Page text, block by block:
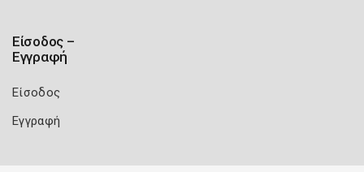
Είσοδος –
Εγγραφή
Είσοδος
Εγγραφή